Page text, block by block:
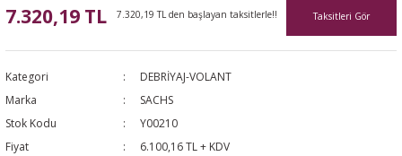
7.320,19 TL 7.320,19 TL den başlayan taksitlerle!! Taksitleri Gör
Kategori
DEBRİYAJ-VOLANT
Marka
SACHS
Stok Kodu
Y00210
Fiyat
6.100,16 TL + KDV